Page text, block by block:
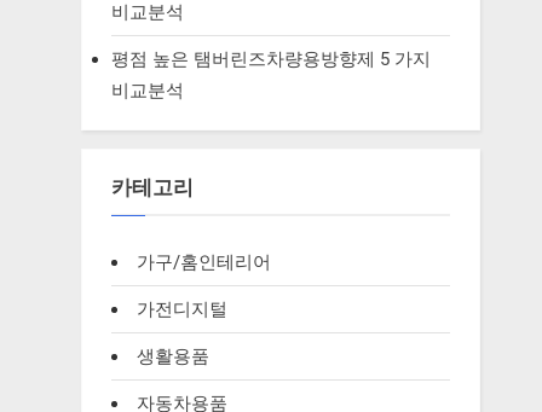
비교분석
평점 높은 탬버린즈차량용방향제 5 가지
비교분석
카테고리
가구/홈인테리어
가전디지털
생활용품
자동차용품